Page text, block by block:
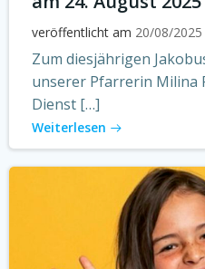
veröffentlicht am 20/08/2025
Zum diesjährigen
unserer Pfarrerin Milina
Dienst […]
Weiterlesen